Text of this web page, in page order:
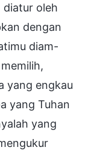
diatur oleh
dengan
diam-
yang engkau
yang Tuhan
yang